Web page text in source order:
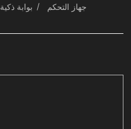
بوابة ذكية
جهاز التحكم